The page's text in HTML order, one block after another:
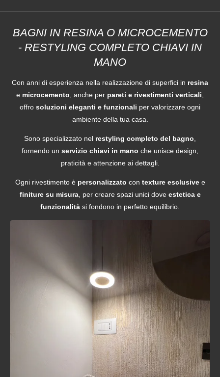
BAGNI IN RESINA O MICROCEMENTO
- RESTYLING COMPLETO CHIAVI IN
MANO
Con anni di esperienza nella realizzazione di superfici in resina
e microcemento, anche per pareti e rivestimenti verticali,
offro soluzioni eleganti e funzionali per valorizzare ogni
ambiente della tua casa.
Sono specializzato nel restyling completo del bagno,
fornendo un servizio chiavi in mano che unisce design,
praticità e attenzione ai dettagli.
Ogni rivestimento è personalizzato con texture esclusivee
finiture su misura, per creare spazi unici dove estetica e
funzionalità si fondono in perfetto equilibrio.